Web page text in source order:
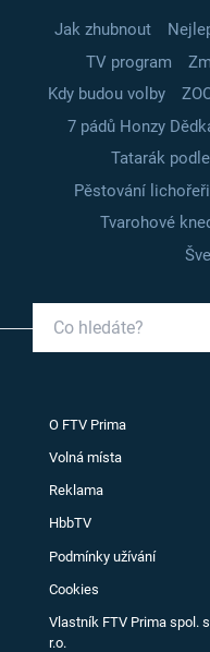
Jak zhubnout
TV program
Kdy budou volby
7 pádů Honzy
Tatarák
Pěstování
Tvarohové
O FTV Prima
Volná místa
Reklama
HbbTV
Podmínky užívání
Cookies
Vlastník FTV Prima spol. s
r.o.